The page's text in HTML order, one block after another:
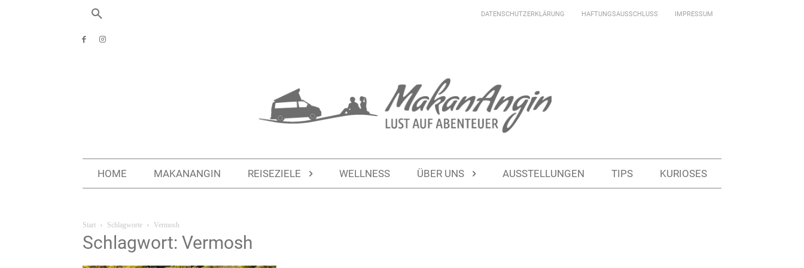
DATENSCHUTZERKLÄRUNG HAFTUNGSAUSSCHLUSS IMPRESSUM
HOME MAKANANGIN REISEZIELE WELLNESS ÜBER UNS AUSSTELLUNGEN TIPS KURIOSES
Start Schlagworte Vermosh
Schlagwort: Vermosh